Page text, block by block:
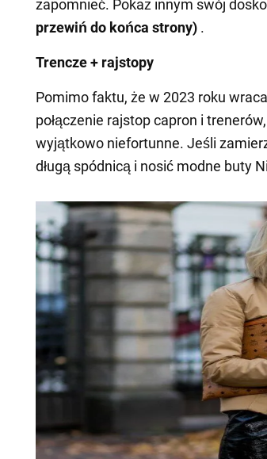
zapomnieć. Pokaż innym swój
przewiń do końca strony) .
Trencze + rajstopy
Pomimo faktu, że w 2023 roku
połączenie rajstop capron i
wyjątkowo niefortunne. Jeśli
długą spódnicą i nosić modne buty